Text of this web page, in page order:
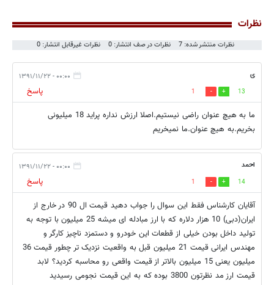
نظرات
نظرات منتشر شده: 7 نظرات در صف انتشار: 0 نظرات غیرقابل انتشار: 0
ی ۰۰:۰۰ - ۱۳۹۱/۱۱/۲۲
13
1
پاسخ
ما به هیچ عنوان راضی نیستیم.اصلا ارزش نداره پراید 18 میلیونی
بخریم.به هیچ عنوان.ما نمیخریم
احمد ۰۰:۰۰ - ۱۳۹۱/۱۱/۲۲
14
1
پاسخ
آقایان کارشناس فقط این سوال را جواب دهید قیمت ال 90 در خارج از
ایران(دبی) 10 هزار دلاره که با ارز مبادله ای میشه 25 میلیون با توجه به
تولید داخل بودن خیلی از قطعات این خودرو و دستمزد ناچیز کارگر و
مهندس ایرانی قیمت 21 میلیون قبل به واقعیت نزدیک تر چطور قیمت 36
میلیون یعنی 15 میلیون بالاتر از قیمت واقعی رو محاسبه کردید؟ لابد
قیمت ارز مد نظرتون 3800 بوده که به این قیمت نجومی رسیدید